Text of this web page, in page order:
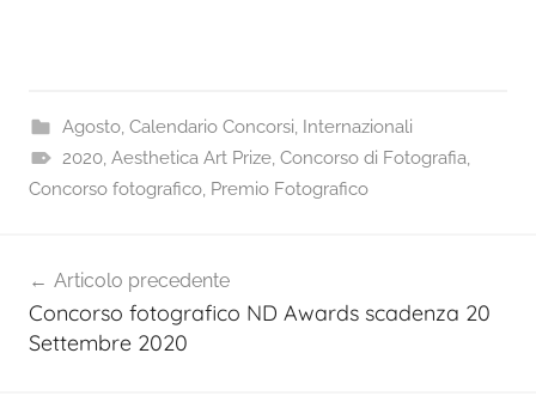
Agosto, Calendario Concorsi, Internazionali
2020, Aesthetica Art Prize, Concorso di Fotografia,
Concorso fotografico, Premio Fotografico
articoli
Articolo precedente
Concorso fotografico ND Awards scadenza 20
Settembre 2020